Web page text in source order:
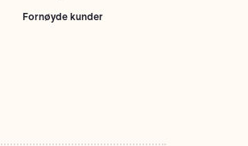
Fornøyde kunder